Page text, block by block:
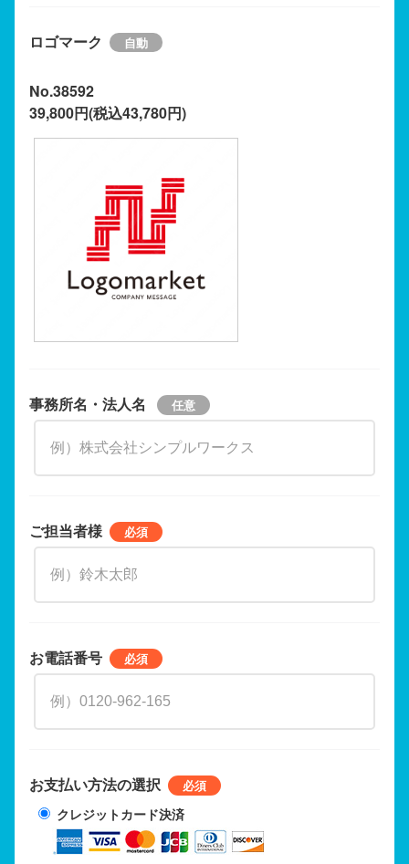
ロゴマーク
No.38592
39,800円(税込43,780円)
事務所名・法人名
ご担当者様
お電話番号
お支払い方法の選択
クレジットカード決済